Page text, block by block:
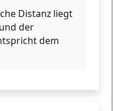
Distanz liegt
der
dem